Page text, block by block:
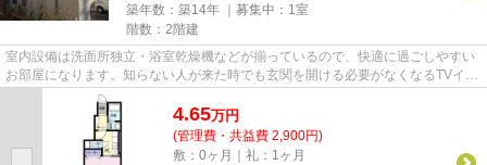
築年数：築14年 ｜募集中： 1室
階数：2階建
室内設備は洗面所独立・浴室乾燥機などが揃っているので、快適に過ごしやすい
お部屋になります。知らない人が来た時でも玄関を開ける必要がなくなるTVイン
ターホンが付いております。...
4.65万円
(管理費・共益費 2,900円)
敷：0ヶ月｜礼：1ヶ月